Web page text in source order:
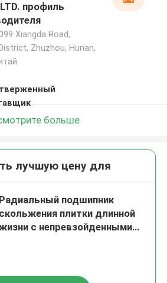
LTD. профиль
Xiangda Road,
Zhuzhou, Hunan,
больше
лучшую цену для
Радиальный подшипник
скольжения плитки длинной
с непревзойденными